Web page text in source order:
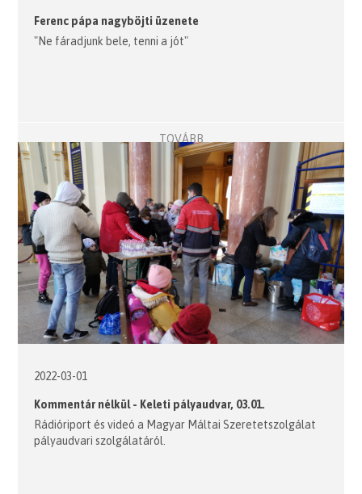
Ferenc pápa nagyböjti üzenete
"Ne fáradjunk bele, tenni a jót"
TOVÁBB
2022-03-01
Kommentár nélkül - Keleti pályaudvar, 03.01.
Rádióriport és videó a Magyar Máltai Szeretetszolgálat
pályaudvari szolgálatáról.